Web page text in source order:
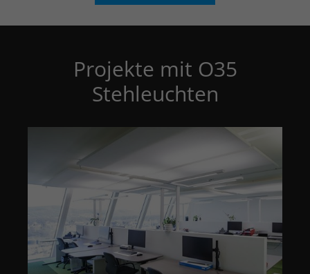
Projekte mit O35
Stehleuchten